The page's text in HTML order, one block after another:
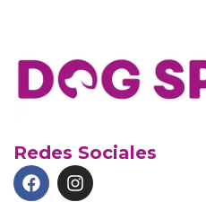
Redes Sociales